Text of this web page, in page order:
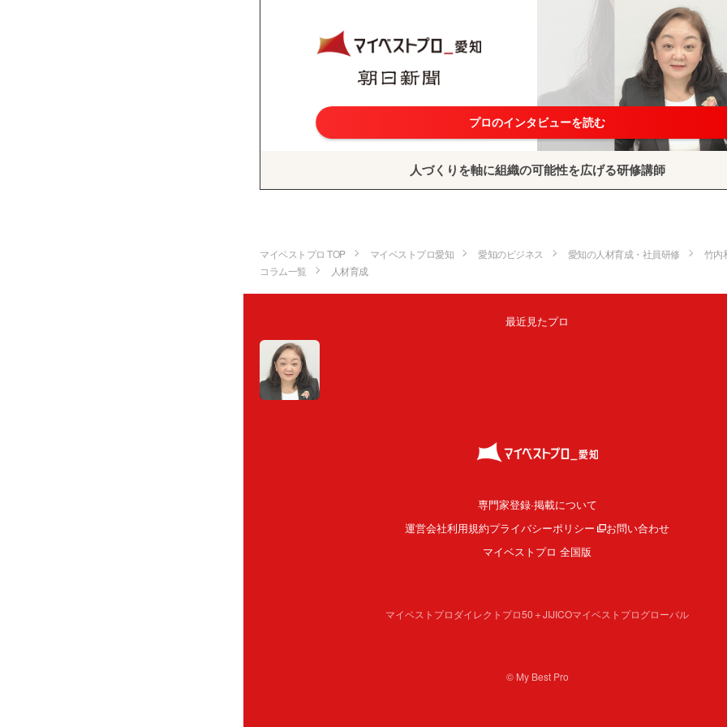
プロのインタビューを読む
人づくりを軸に組織の可能性を広げる研修講師
マイベストプロ TOP マイベストプロ愛知 愛知のビジネス 愛知の人材育成・社員研修
竹内
コラム一覧
人材育成
最近見たプロ
専門家登録·掲載について
運営会社利用規約プライバシーポリシー
お問い合わせ
マイベストプロ 全国版
マイベストプロダイレクト プロ50＋JIJICOマイベストプログローバル
© My Best Pro